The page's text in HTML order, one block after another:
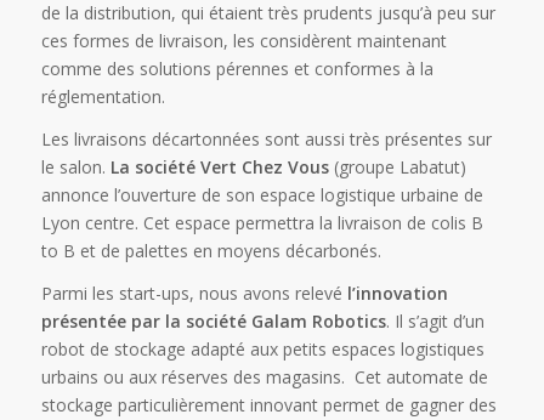
de la distribution, qui étaient très prudents jusqu’à peu sur
ces formes de livraison, les considèrent maintenant
comme des solutions pérennes et conformes à la
réglementation.
Les livraisons décartonnées sont aussi très présentes sur
le salon. La société Vert Chez Vous(groupe Labatut)
annonce l’ouverture de son espace logistique urbaine de
Lyon centre. Cet espace permettra la livraison de colis B
to B et de palettes en moyens décarbonés.
Parmi les start-ups, nous avons relevé l’innovation
présentée par la société Galam Robotics. Il s’agit d’un
robot de stockage adapté aux petits espaces logistiques
urbains ou aux réserves des magasins. Cet automate de
stockage particulièrement innovant permet de gagner des